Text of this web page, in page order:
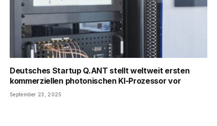
Deutsches Startup Q.ANT stellt weltweit ersten
kommerziellen photonischen KI-Prozessor vor
September 23, 2025